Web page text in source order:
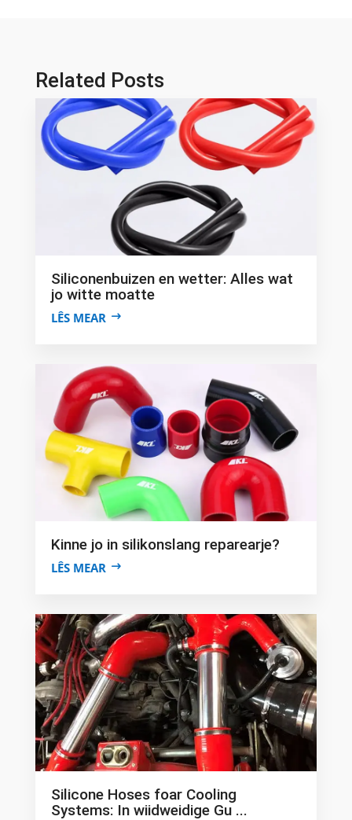
Related Posts
Siliconenbuizen en wetter: Alles wat
jo witte moatte
LÊS MEAR
Kinne jo in silikonslang reparearje?
LÊS MEAR
Silicone Hoses foar Cooling
Systems: In wiidweidige Gu ...